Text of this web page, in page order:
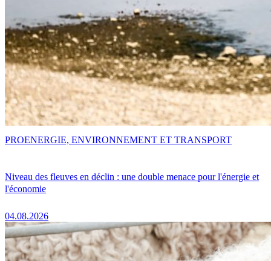
Niveau des fleuves en déclin : une double menace pour l'énergie et
l'économie
04.08.2026
PROENERGIE, ENVIRONNEMENT ET TRANSPORT